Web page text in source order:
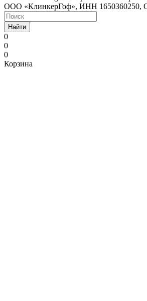
ООО «КлинкерГоф», ИНН 1650360250,
Найти
0
0
0
Корзина